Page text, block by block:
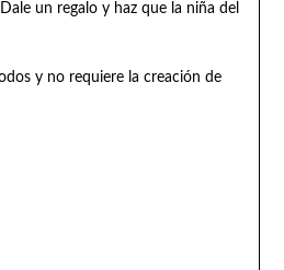
un regalo y haz que la niña del
y no requiere la creación de